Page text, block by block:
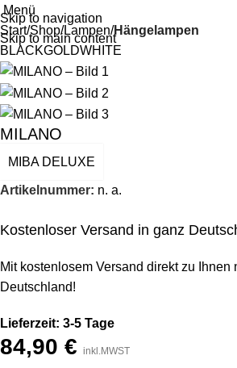
Skip to navigation
Skip to main content
Menü
Start Shop Lampen Hängelampen
BLACKGOLDWHITE
MILANO
MIBA DELUXE
Artikelnummer: n. a.
Kostenloser Versand in ganz
Mit kostenlosem Versand direkt zu Ihnen
Deutschland!
Lieferzeit: 3-5 Tage
84,90 € inkl.MWST